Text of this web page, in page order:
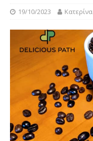
19/10/2023 Κατερίνα